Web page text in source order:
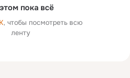
пока всё
, чтобы посмотреть всю
ленту